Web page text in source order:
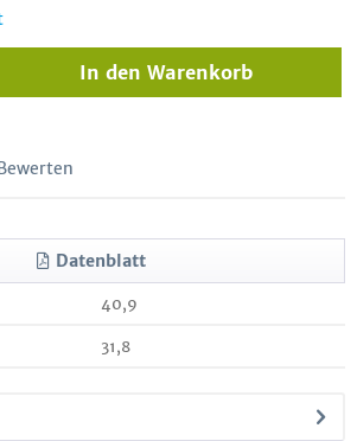
In den Warenkorb
Datenblatt
40,9
31,8